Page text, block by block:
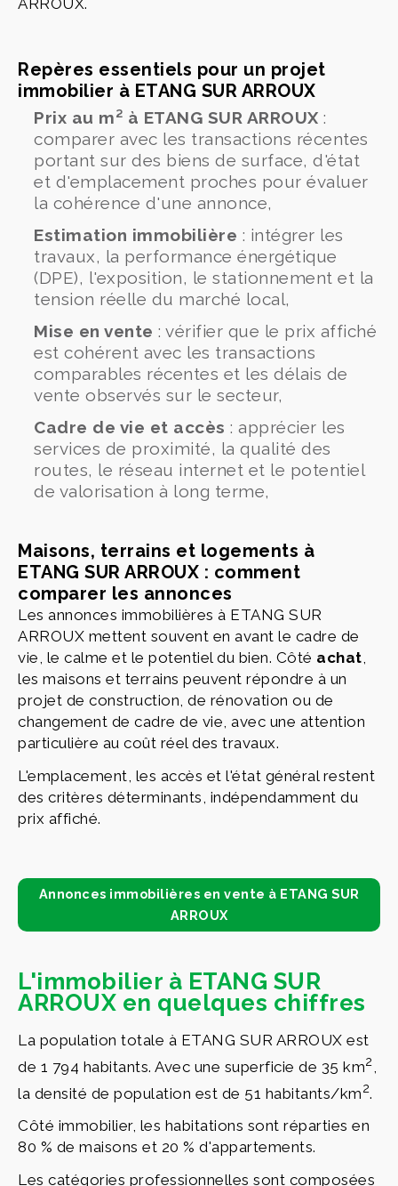
ARROUX.
Repères essentiels pour un projet
immobilier à ETANG SUR ARROUX
Prix au m² à ETANG SUR ARROUX :
comparer avec les transactions récentes
portant sur des biens de surface, d'état
et d'emplacement proches pour évaluer
la cohérence d'une annonce,
Estimation immobilière : intégrer les
travaux, la performance énergétique
(DPE), l'exposition, le stationnement et la
tension réelle du marché local,
Mise en vente : vérifier que le prix affiché
est cohérent avec les transactions
comparables récentes et les délais de
vente observés sur le secteur,
Cadre de vie et accès : apprécier les
services de proximité, la qualité des
routes, le réseau internet et le potentiel
de valorisation à long terme,
Maisons, terrains et logements à
ETANG SUR ARROUX : comment
comparer les annonces
Les annonces immobilières à ETANG SUR
ARROUX mettent souvent en avant le cadre de
vie, le calme et le potentiel du bien. Côté achat,
les maisons et terrains peuvent répondre à un
projet de construction, de rénovation ou de
changement de cadre de vie, avec une attention
particulière au coût réel des travaux.
L'emplacement, les accès et l'état général restent
des critères déterminants, indépendamment du
prix affiché.
Annonces immobilières en vente à ETANG SUR
ARROUX
L'immobilier à ETANG SUR
ARROUX en quelques chiffres
La population totale à ETANG SUR ARROUX est
de 1 794 habitants. Avec une superficie de 35 km2
la densité de population est de 51 habitants/km2.
Côté immobilier, les habitations sont réparties en
80 % de maisons et 20 % d'appartements.
Les catégories professionnelles sont composées